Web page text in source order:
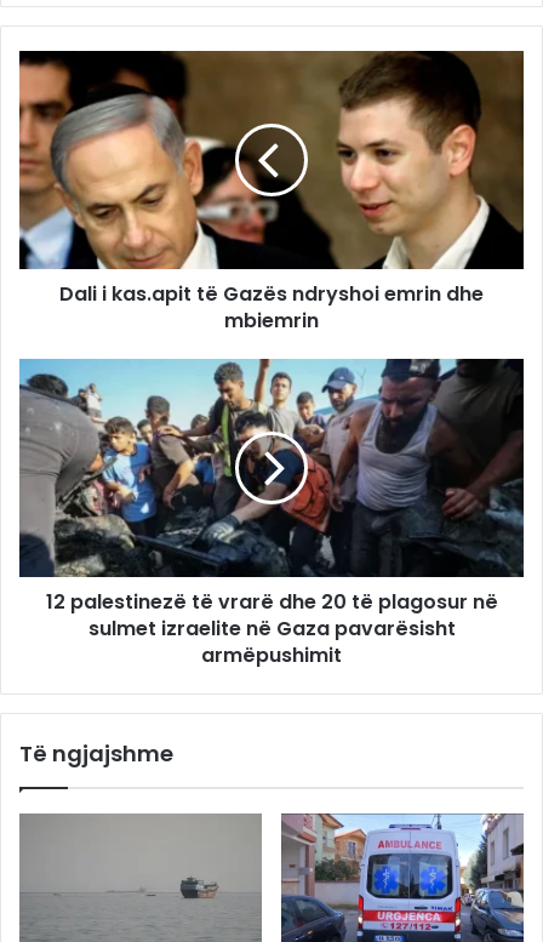
Dali i kas.apit të Gazës ndryshoi emrin dhe
mbiemrin
12 palestinezë të vrarë dhe 20 të plagosur në
sulmet izraelite në Gaza pavarësisht
armëpushimit
Të ngjajshme